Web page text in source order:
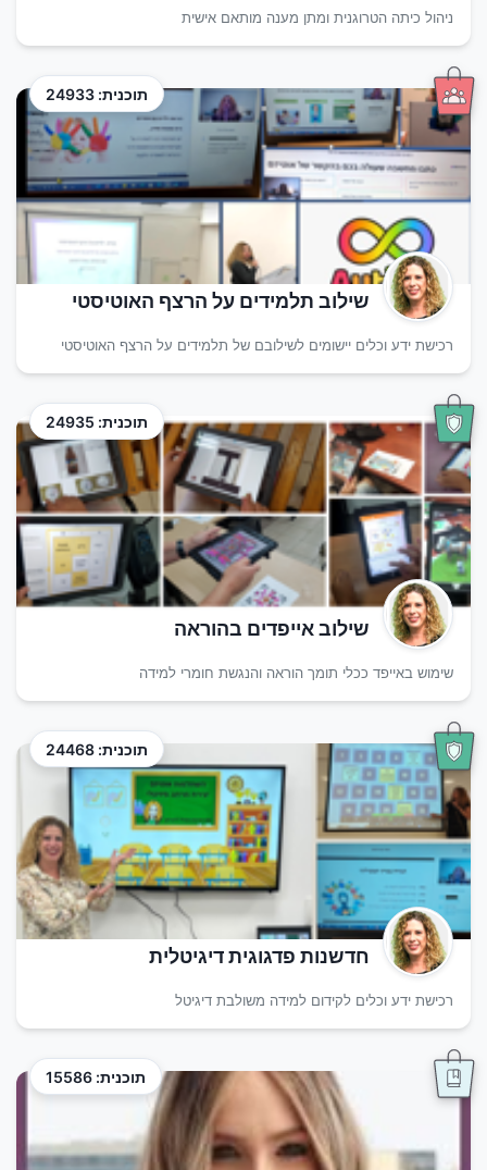
ניהול כיתה הטרוגנית ומתן מענה מותאם אישית
תוכנית: 24933
שילוב תלמידים על הרצף האוטיסטי
רכישת ידע וכלים יישומים לשילובם של תלמידים על הרצף האוטיסטי
תוכנית: 24935
שילוב אייפדים בהוראה
שימוש באייפד ככלי תומך הוראה והנגשת חומרי למידה
תוכנית: 24468
חדשנות פדגוגית דיגיטלית
רכישת ידע וכלים לקידום למידה משולבת דיגיטל
תוכנית: 15586